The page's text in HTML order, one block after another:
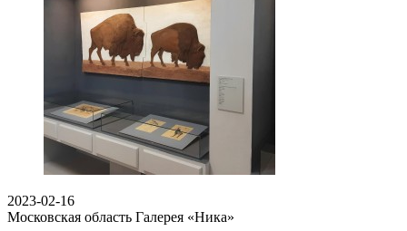
2023-02-16
Московская область Галерея «Ника»